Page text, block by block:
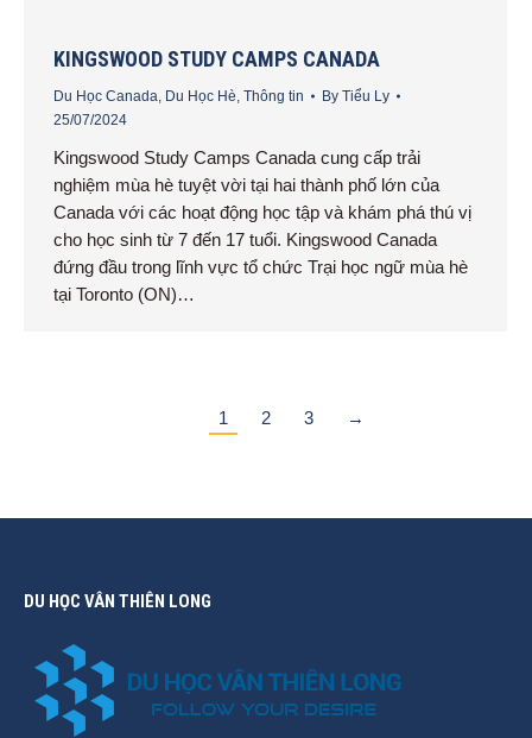
KINGSWOOD STUDY CAMPS CANADA
Du Học Canada Du Học Hè Thông tin By Tiểu Ly
25/07/2024
Kingswood Study Camps Canada cung cấp trải
nghiệm mùa hè tuyệt vời tại hai thành phố lớn của
Canada với các hoạt động học tập và khám phá thú vị
cho học sinh từ 7 đến 17 tuổi. Kingswood Canada
đứng đầu trong lĩnh vực tổ chức Trại học ngữ mùa hè
tại Toronto (ON)…
1 2 3 →
DU HỌC VÂN THIÊN LONG